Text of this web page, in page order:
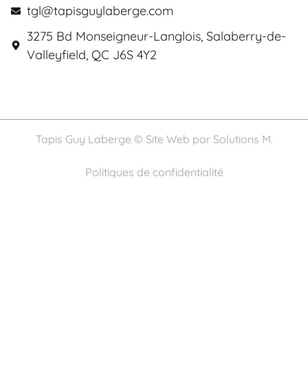
tgl@tapisguylaberge.com
3275 Bd Monseigneur-Langlois, Salaberry-de-
Valleyfield, QC J6S 4Y2
Tapis Guy Laberge © Site Web par Solutions M.
Politiques de confidentialité